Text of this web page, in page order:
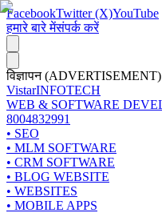
FacebookTwitter (X)YouTube
हमारे बारे मेंसंपर्क करें
विज्ञापन (ADVERTISEMENT)
VistarINFOTECH
WEB & SOFTWARE
8004832991
• SEO
• MLM SOFTWARE
• CRM SOFTWARE
• BLOG WEBSITE
• WEBSITES
• MOBILE APPS